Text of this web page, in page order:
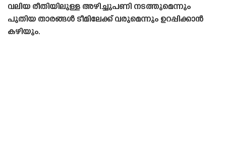
വലിയ രീതിയിലുള്ള അഴിച്ചുപണി നടത്തുമെന്നും
പുതിയ താരങ്ങൾ ടീമിലേക്ക് വരുമെന്നും ഉറപ്പിക്കാൻ
കഴിയും.